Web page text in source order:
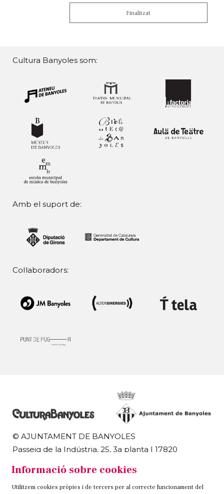
Finalitzat
Cultura Banyoles som:
Amb el suport de:
Col·laboradors:
© AJUNTAMENT DE BANYOLES
Passeig de la Indústria, 25, 3a planta | 17820
972 58 18 48 | 972 57 00 50
Informació sobre cookies
Utilitzem cookies pròpies i de tercers per al correcte funcionament del